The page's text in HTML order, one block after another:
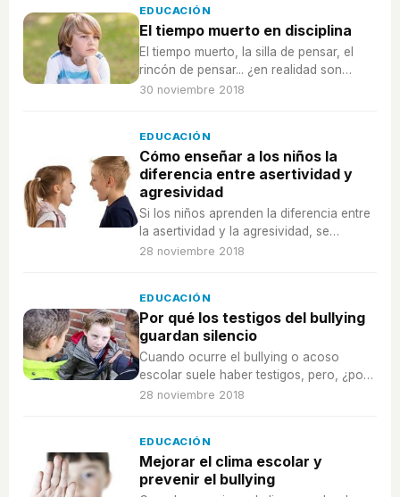
EDUCACIÓN
El tiempo muerto en disciplina
El tiempo muerto, la silla de pensar, el
rincón de pensar... ¿en realidad son
buenas estrategias de disciplina o es
30 noviembre 2018
EDUCACIÓN
Cómo enseñar a los niños la
diferencia entre asertividad y
agresividad
Si los niños aprenden la diferencia entre
la asertividad y la agresividad, se
prevendría el acoso escolar o bullying.
28 noviembre 2018
EDUCACIÓN
Por qué los testigos del bullying
guardan silencio
Cuando ocurre el bullying o acoso
escolar suele haber testigos, pero, ¿por
qué no defienden a la víctima o avisan
28 noviembre 2018
EDUCACIÓN
Mejorar el clima escolar y
prevenir el bullying